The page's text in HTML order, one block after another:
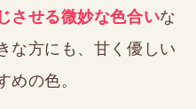
させる微妙な色合いな
な方にも、甘く優しい
めの色。